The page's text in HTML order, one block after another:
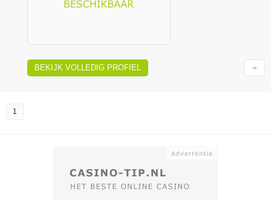
BEKIJK VOLLEDIG PROFIEL
1